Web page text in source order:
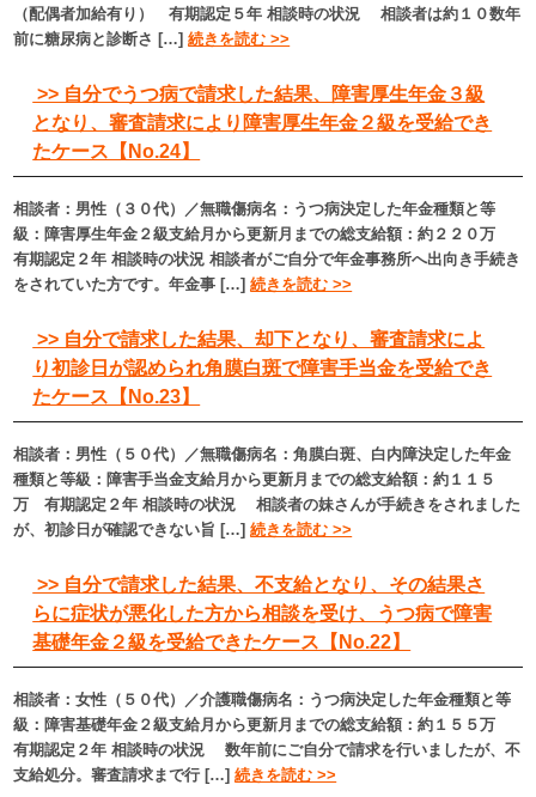
（配偶者加給有り） 有期認定５年 相談時の状況 相談者は約１０数年
前に糖尿病と診断さ […]続きを読む >>
>> 自分でうつ病で請求した結果、障害厚生年金３級
となり、審査請求により障害厚生年金２級を受給でき
たケース【No.24】
相談者：男性（３０代）／無職傷病名：うつ病決定した年金種類と等
級：障害厚生年金２級支給月から更新月までの総支給額：約２２０万
有期認定２年 相談時の状況 相談者がご自分で年金事務所へ出向き手続き
をされていた方です。年金事 […]続きを読む >>
>> 自分で請求した結果、却下となり、審査請求によ
り初診日が認められ角膜白斑で障害手当金を受給でき
たケース【No.23】
相談者：男性（５０代）／無職傷病名：角膜白斑、白内障決定した年金
種類と等級：障害手当金支給月から更新月までの総支給額：約１１５
万 有期認定２年 相談時の状況 相談者の妹さんが手続きをされました
が、初診日が確認できない旨 […]続きを読む >>
>> 自分で請求した結果、不支給となり、その結果さ
らに症状が悪化した方から相談を受け、うつ病で障害
基礎年金２級を受給できたケース【No.22】
相談者：女性（５０代）／介護職傷病名：うつ病決定した年金種類と等
級：障害基礎年金２級支給月から更新月までの総支給額：約１５５万
有期認定２年 相談時の状況 数年前にご自分で請求を行いましたが、不
支給処分。審査請求まで行 […]続きを読む >>